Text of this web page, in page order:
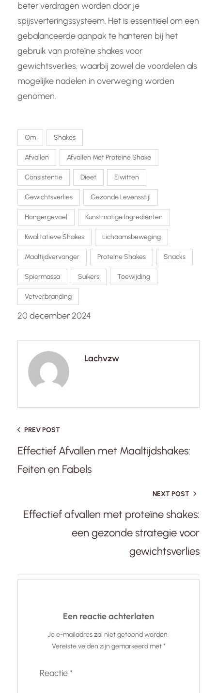
beter verdragen worden door je
spijsverteringssysteem. Het is essentieel om een
gebalanceerde aanpak te hanteren bij het
gebruik van proteïne shakes voor
gewichtsverlies, waarbij zowel de voordelen als
mogelijke nadelen in overweging worden
genomen.
Om Shakes
Afvallen Afvallen Met Proteine Shake
Consistentie Dieet Eiwitten
Gewichtsverlies Gezonde Levensstijl
Hongergevoel Kunstmatige Ingrediënten
Kwalitatieve Shakes Lichaamsbeweging
Maaltijdvervanger Proteïne Shakes Snacks
Spiermassa Suikers Toewijding
Vetverbranding
20 december 2024
Lachvzw
PREV POST
Effectief Afvallen met Maaltijdshakes:
Feiten en Fabels
NEXT POST
Effectief afvallen met proteïne shakes:
een gezonde strategie voor
gewichtsverlies
Een reactie achterlaten
Je e-mailadres zal niet getoond worden.
Vereiste velden zijn gemarkeerd met*
Reactie*